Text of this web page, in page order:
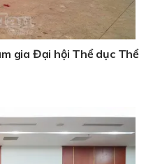
gia Đại hội Thể dục Thể